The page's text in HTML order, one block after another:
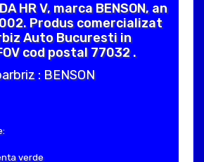
HR V, marca BENSON, an
Produs comercializat
Auto Bucuresti in
cod postal 77032 .
: BENSON
verde